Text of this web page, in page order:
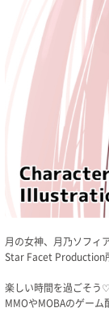
月の女神、月乃ソフィア
Star Facet Production
楽しい時間を過ごそう
MMOやMOBAのゲーム